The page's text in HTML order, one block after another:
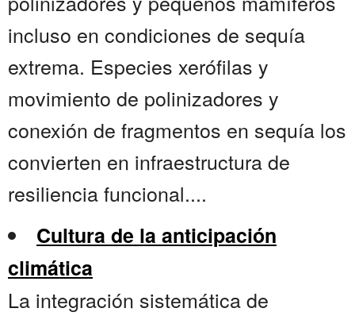
incluso en condiciones de sequía
extrema. Especies xerófilas y
movimiento de polinizadores y
conexión de fragmentos en sequía los
convierten en infraestructura de
resiliencia funcional....
Cultura de la anticipación
climática
La integración sistemática de